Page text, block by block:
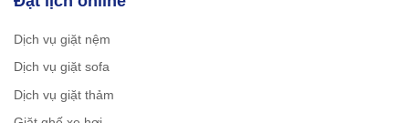
Dịch vụ giặt nệm
Dịch vụ giặt sofa
Dịch vụ giặt thảm